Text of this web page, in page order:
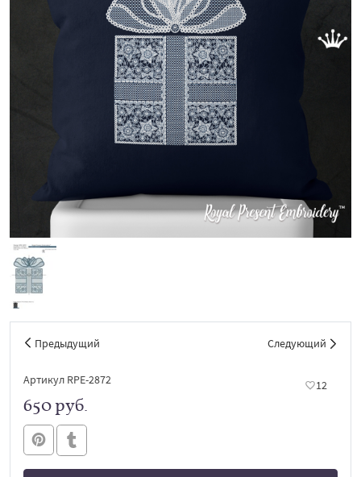
Предыдущий Следующий
Артикул RPE-2872 12
650 руб.